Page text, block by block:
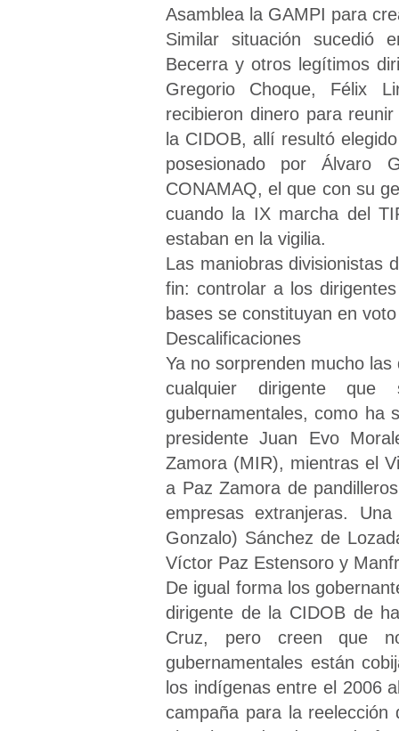
Asamblea la GAMPI para
Similar situación sucedió
Becerra y otros legítimos
Gregorio Choque, Félix
recibieron dinero para
la CIDOB, allí resultó
posesionado por Álvaro
CONAMAQ, el que con su
cuando la IX marcha del
estaban en la vigilia.
Las maniobras divisionistas
fin: controlar a los
bases se constituyan en
Descalificaciones
Ya no sorprenden mucho
cualquier dirigente
gubernamentales, como ha
presidente Juan Evo
Zamora (MIR), mientras el
a Paz Zamora de
empresas extranjeras.
Gonzalo) Sánchez de
Víctor Paz Estensoro y
De igual forma los
dirigente de la CIDOB de
Cruz, pero creen que
gubernamentales están
los indígenas entre el 2006
campaña para la